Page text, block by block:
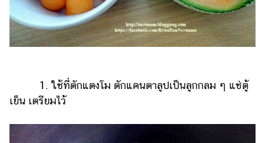
บริการ
แอปฯ
คอร์ส
ออนไลน์
1. ใช้ที่ตักแตงโม ตักแคนตาลูปเป็นลูกกลม ๆ แช่ตู้
เย็น เตรียมไว้